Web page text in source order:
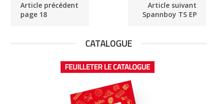
Article précédent
page 18
Article suivant
Spannboy TS EP
CATALOGUE